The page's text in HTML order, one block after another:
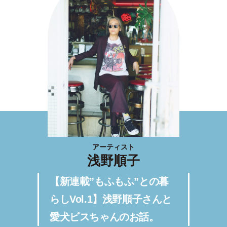
アーティスト
浅野順子
【新連載”もふもふ”との暮
らしVol.1】浅野順子さんと
愛犬ビスちゃんのお話。